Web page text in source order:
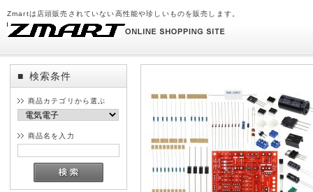
Zmartは店頭販売されていない高性能や珍しいものを販売します。
■ 検索条件
商品カテゴリから選ぶ
商品名を入力